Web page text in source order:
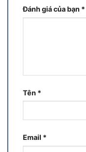
Đánh giá của bạn *
Tên *
Email *